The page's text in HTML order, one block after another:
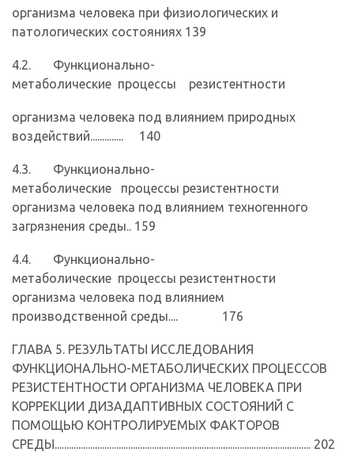
организма человека при физиологических и
патологических состояниях 139
4.2. Функционально-
метаболические процессы резистентности
организма человека под влиянием природных
воздействий.............. 140
4.3. Функционально-
метаболические процессы резистентности
организма человека под влиянием техногенного
загрязнения среды.. 159
4.4. Функционально-
метаболические процессы резистентности
организма человека под влиянием
производственной среды.... 176
ГЛАВА 5. РЕЗУЛЬТАТЫ ИССЛЕДОВАНИЯ
ФУНКЦИОНАЛЬНО-МЕТАБОЛИЧЕСКИХ ПРОЦЕССОВ
РЕЗИСТЕНТНОСТИ ОРГАНИЗМА ЧЕЛОВЕКА ПРИ
КОРРЕКЦИИ ДИЗАДАПТИВНЫХ СОСТОЯНИЙ С
ПОМОЩЬЮ КОНТРОЛИРУЕМЫХ ФАКТОРОВ
СРЕДЫ............................................................................................................ 202